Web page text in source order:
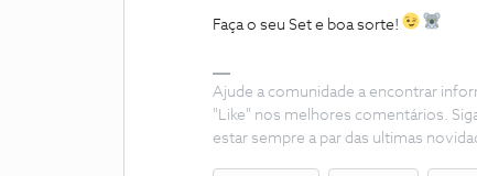
Faça o seu Set e boa sorte!
Ajude a comunidade a encontrar
"Like" nos melhores comentários.
estar sempre a par das ultimas